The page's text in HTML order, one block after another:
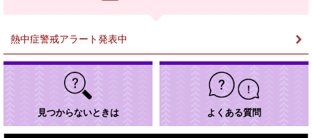
熱中症警戒アラート発表中
見つからないときは よくある質問